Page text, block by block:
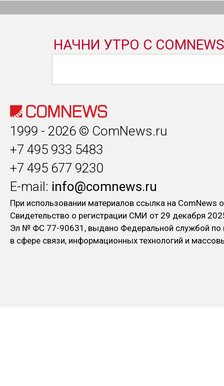
1999 - 2026 © ComNews.ru
+7 495 933 5483
+7 495 677 9230
E-mail: info@comnews.ru
При использовании материалов ссылка на ComNews
Свидетельство о регистрации СМИ от 29 декабря
Эл № ФC 77-90631, выдано Федеральной службой по
в сфере связи, информационных технологий и